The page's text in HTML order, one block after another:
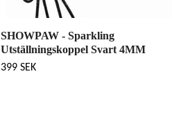
SHOWPAW - Sparkling
Utställningskoppel Svart 4MM
399 SEK